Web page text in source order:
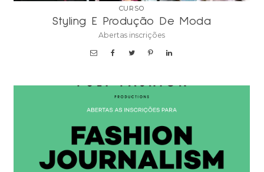
CURSO
Styling E Produção De Moda
Abertas inscrições